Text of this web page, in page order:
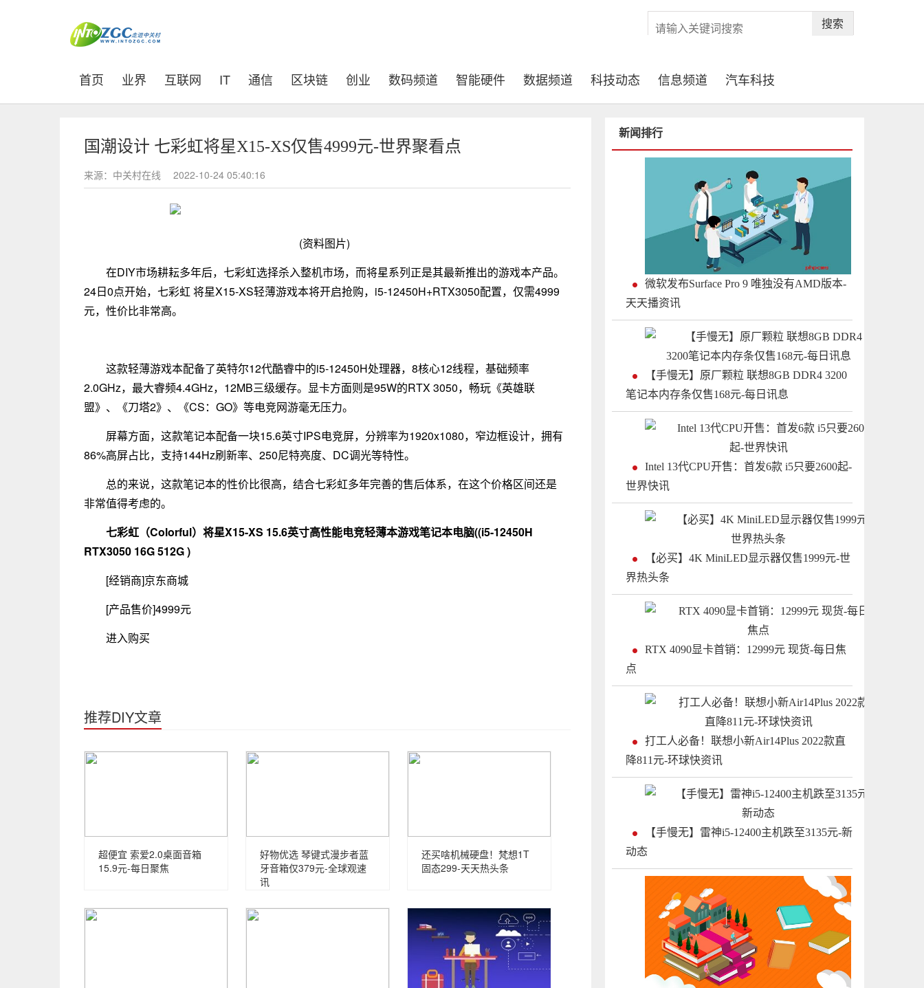
搜索
首页 (current)
业界 互联网 IT 通信 区块链 创业 数码频道 智能硬件 数据频道 科技动态 信息频道 汽车科技
国潮设计 七彩虹将星X15-XS仅售4999元-世界聚看点
来源：中关村在线 2022-10-24 05:40:16
(资料图片)
在DIY市场耕耘多年后，七彩虹选择杀入整机市场，而将星系列正是其最新推出的游戏本产品。
24日0点开始，七彩虹 将星X15-XS轻薄游戏本将开启抢购，i5-12450H+RTX3050配置，仅需4999
元，性价比非常高。
这款轻薄游戏本配备了英特尔12代酷睿中的i5-12450H处理器，8核心12线程，基础频率
2.0GHz，最大睿频4.4GHz，12MB三级缓存。显卡方面则是95W的RTX 3050，畅玩《英雄联
盟》、《刀塔2》、《CS：GO》等电竞网游毫无压力。
屏幕方面，这款笔记本配备一块15.6英寸IPS电竞屏，分辨率为1920x1080，窄边框设计，拥有
86%高屏占比，支持144Hz刷新率、250尼特亮度、DC调光等特性。
总的来说，这款笔记本的性价比很高，结合七彩虹多年完善的售后体系，在这个价格区间还是
非常值得考虑的。
七彩虹（Colorful）将星X15-XS 15.6英寸高性能电竞轻薄本游戏笔记本电脑((i5-12450H
RTX3050 16G 512G )
[经销商]京东商城
[产品售价]4999元
进入购买
推荐DIY文章
超便宜 索爱2.0桌面音箱
15.9元-每日聚焦
好物优选 琴键式漫步者蓝
牙音箱仅379元-全球观速
讯
还买啥机械硬盘！梵想1T
固态299-天天热头条
新闻排行
微软发布Surface Pro 9 唯独没有AMD版本-
天天播资讯
【手慢无】原厂颗粒 联想8GB DDR4 3200
笔记本内存条仅售168元-每日讯息
Intel 13代CPU开售：首发6款 i5只要2600起-
世界快讯
【必买】4K MiniLED显示器仅售1999元-世
界热头条
RTX 4090显卡首销：12999元 现货-每日焦
点
打工人必备！联想小新Air14Plus 2022款直
降811元-环球快资讯
【手慢无】雷神i5-12400主机跌至3135元-新
动态